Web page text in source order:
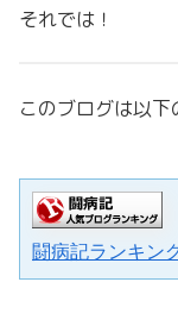
それでは！
このブログは以下
闘病記ランキン